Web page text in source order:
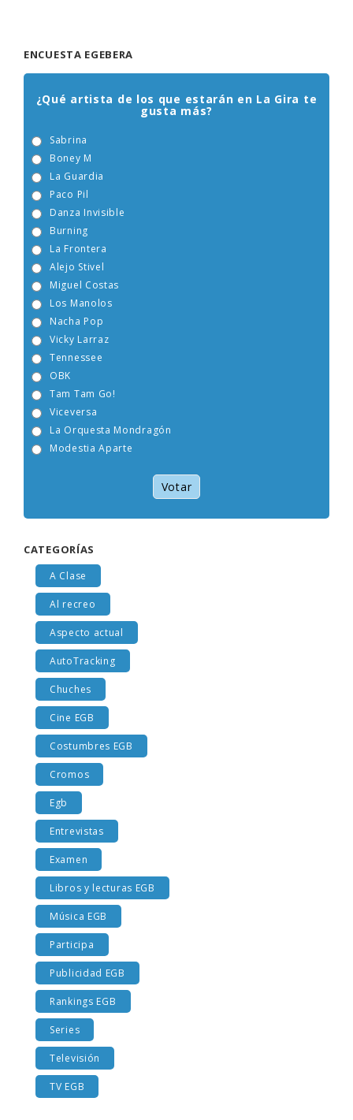
ENCUESTA EGEBERA
¿Qué artista de los que estarán en La Gira te
gusta más?
Sabrina
Boney M
La Guardia
Paco Pil
Danza Invisible
Burning
La Frontera
Alejo Stivel
Miguel Costas
Los Manolos
Nacha Pop
Vicky Larraz
Tennessee
OBK
Tam Tam Go!
Viceversa
La Orquesta Mondragón
Modestia Aparte
Votar
CATEGORÍAS
A Clase
Al recreo
Aspecto actual
AutoTracking
Chuches
Cine EGB
Costumbres EGB
Cromos
Egb
Entrevistas
Examen
Libros y lecturas EGB
Música EGB
Participa
Publicidad EGB
Rankings EGB
Series
Televisión
TV EGB